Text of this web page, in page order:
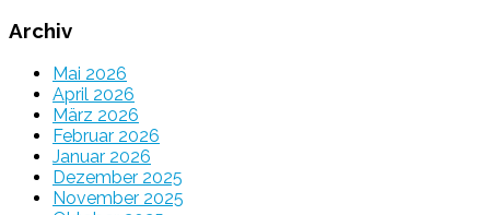
Archiv
Mai 2026
April 2026
März 2026
Februar 2026
Januar 2026
Dezember 2025
November 2025